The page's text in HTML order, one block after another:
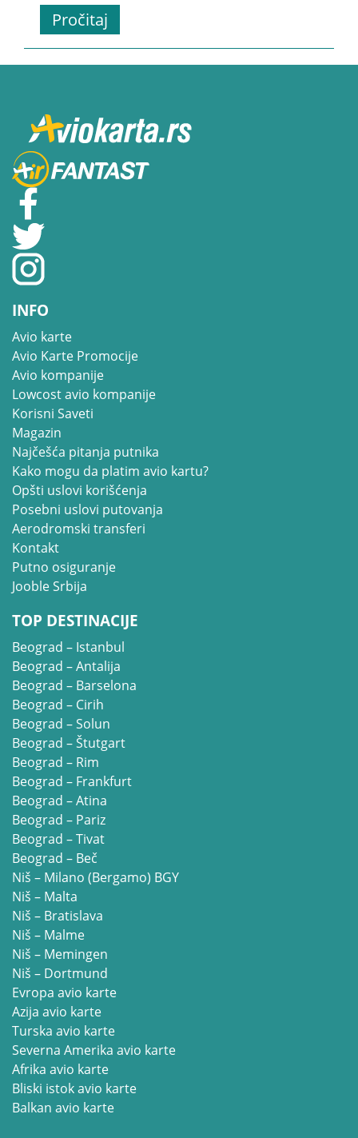
Pročitaj
INFO
Avio karte
Avio Karte Promocije
Avio kompanije
Lowcost avio kompanije
Korisni Saveti
Magazin
Najčešća pitanja putnika
Kako mogu da platim avio kartu?
Opšti uslovi korišćenja
Posebni uslovi putovanja
Aerodromski transferi
Kontakt
Putno osiguranje
Jooble Srbija
TOP DESTINACIJE
Beograd – Istanbul
Beograd – Antalija
Beograd – Barselona
Beograd – Cirih
Beograd – Solun
Beograd – Štutgart
Beograd – Rim
Beograd – Frankfurt
Beograd – Atina
Beograd – Pariz
Beograd – Tivat
Beograd – Beč
Niš – Milano (Bergamo) BGY
Niš – Malta
Niš – Bratislava
Niš – Malme
Niš – Memingen
Niš – Dortmund
Evropa avio karte
Azija avio karte
Turska avio karte
Severna Amerika avio karte
Afrika avio karte
Bliski istok avio karte
Balkan avio karte